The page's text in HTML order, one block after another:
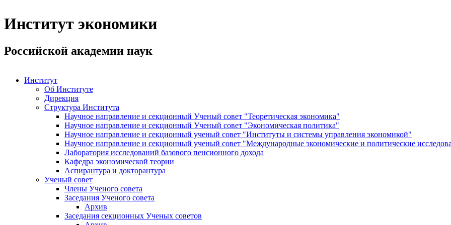
Институт экономики
Российской академии наук
Институт
Об Институте
Дирекция
Структура Института
Научное направление и секционный Ученый совет "Теоретическая экономика"
Научное направление и секционный Ученый совет "Экономическая политика"
Научное направление и секционный ученый совет "Институты и системы управления экономикой"
Научное направление и секционный ученый совет "Международные экономические и политические
Лаборатория исследований базового пенсионного дохода
Кафедра экономической теории
Аспирантура и докторантура
Ученый совет
Члены Ученого совета
Заседания Ученого совета
Архив
Заседания секционных Ученых советов